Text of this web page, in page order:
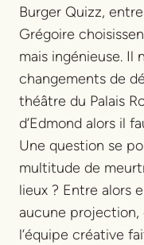
Burger Quizz,
Grégoire
mais ingénieuse. Il
changements de
théâtre du Palais
d’Edmond alors il
Une question se
multitude de
lieux ? Entre alors
aucune projection,
l’équipe créative